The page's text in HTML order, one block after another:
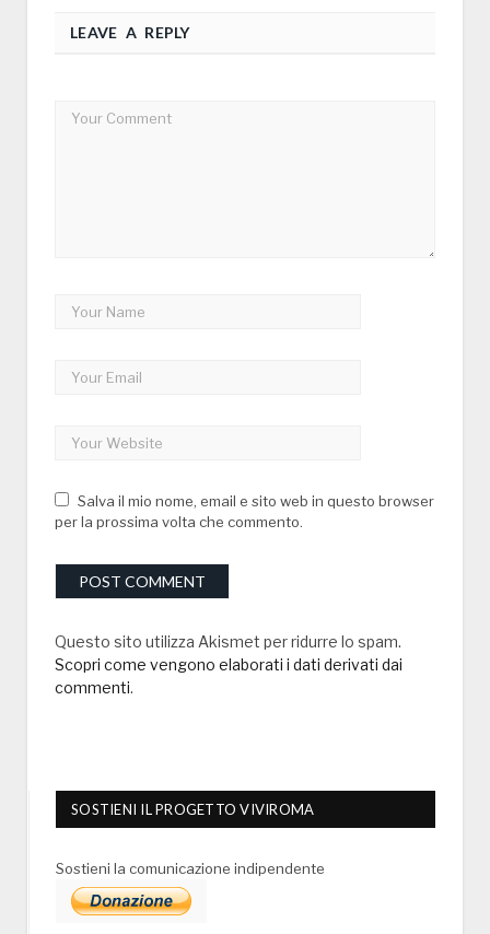
LEAVE A REPLY
Salva il mio nome, email e sito web in questo browser
per la prossima volta che commento.
Questo sito utilizza Akismet per ridurre lo spam.
Scopri come vengono elaborati i dati derivati dai
commenti.
SOSTIENI IL PROGETTO VIVIROMA
Sostieni la comunicazione indipendente